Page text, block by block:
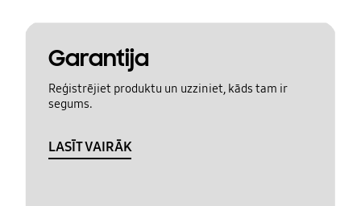
Garantija
Reģistrējiet produktu un uzziniet, kāds tam ir
segums.
LASĪT VAIRĀK